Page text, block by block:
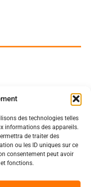
des technologies telles
informations des appareils.
de traiter des
ou les ID uniques sur ce
consentement peut avoir
fonctions.
Politiques
confidentialité
de vente et livraison